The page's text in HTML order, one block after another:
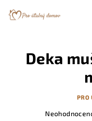
Deka
PRO
Průměrné